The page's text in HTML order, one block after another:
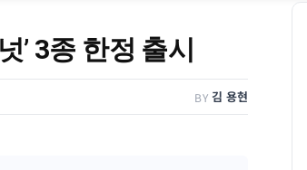
’ 3종 한정 출시
BY 김 용현